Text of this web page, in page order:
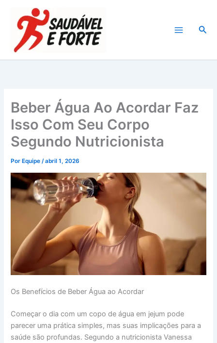
conteúdo
Beber Água Ao Acordar Faz
Isso Com Seu Corpo
Segundo Nutricionista
Por Equipe/abril 1, 2026
Os Benefícios de Beber Água ao Acordar
Começar o dia com um copo de água em jejum pode
parecer uma prática simples, mas suas implicações para a
saúde são profundas. Segundo a nutricionista Vanessa